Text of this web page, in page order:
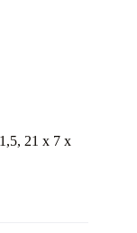
21 x 7 x